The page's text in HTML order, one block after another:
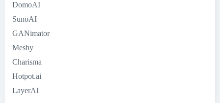
DomoAI
SunoAI
GANimator
Meshy
Charisma
Hotpot.ai
LayerAI